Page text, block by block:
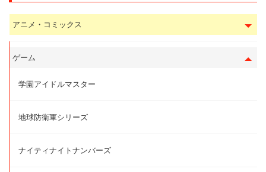
アニメ・コミックス
ゲーム
学園アイドルマスター
地球防衛軍シリーズ
ナイティナイトナンバーズ